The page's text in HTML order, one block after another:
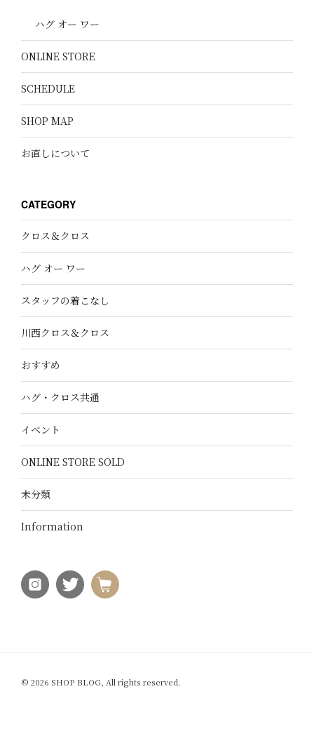
ハグ オー ワー
ONLINE STORE
SCHEDULE
SHOP MAP
お直しについて
CATEGORY
クロス＆クロス
ハグ オー ワー
スタッフの着こなし
川西クロス＆クロス
おすすめ
ハグ・クロス共通
イベント
ONLINE STORE SOLD
未分類
Information
© 2026 SHOP BLOG, All rights reserved.